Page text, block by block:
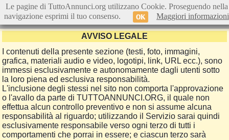
AVVISO LEGALE
I contenuti della presente sezione (testi, foto, immagini,
grafica, materiali audio e video, logotipi, link, URL ecc.), sono
immessi esclusivamente e autonomamente dagli utenti sotto
la loro piena ed esclusiva responsabilità.
L'inclusione degli stessi nel sito non comporta l'approvazione
o l'avallo da parte di TUTTOANNUNCI.ORG, il quale non
effettua alcun controllo preventivo e non si assume alcuna
responsabilità al riguardo; utilizzando il Servizio sarai quindi
esclusivamente responsabile verso ogni terzo di tutti i
comportamenti che porrai in essere; e ciascun terzo sarà
Le pagine di TuttoAnnunci.org utilizzano Cookie. Proseguendo nella
navigazione esprimi il tuo consenso.
OK Maggiori informazioni